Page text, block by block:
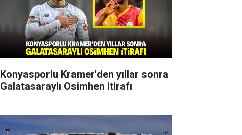
Konyasporlu Kramer'den yıllar sonra
Galatasaraylı Osimhen itirafı